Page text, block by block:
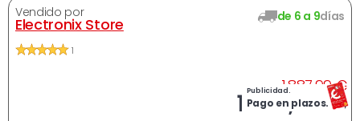
Vendido por
Electronix Store
1
de 6 a 9días
1.887,99 €
Ahora
1.302,59 €
Publicidad.
Pago en plazos.